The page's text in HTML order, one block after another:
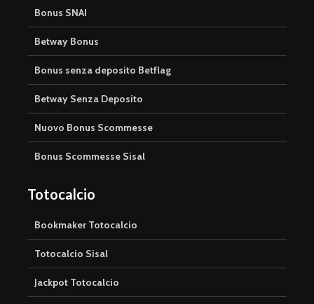
Bonus SNAI
Betway Bonus
Bonus senza deposito Betflag
Betway Senza Deposito
Nuovo Bonus Scommesse
Bonus Scommesse Sisal
Totocalcio
Bookmaker Totocalcio
Totocalcio Sisal
Jackpot Totocalcio